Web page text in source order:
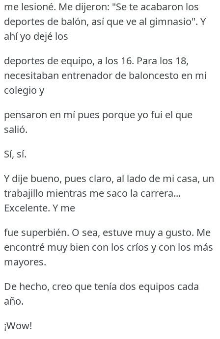
me lesioné. Me dijeron: "Se te acabaron los
deportes de balón, así que ve al gimnasio". Y
ahí yo dejé los
deportes de equipo, a los 16. Para los 18,
necesitaban entrenador de baloncesto en mi
colegio y
pensaron en mí pues porque yo fui el que
salió.
Sí, sí.
Y dije bueno, pues claro, al lado de mi casa, un
trabajillo mientras me saco la carrera...
Excelente. Y me
fue superbién. O sea, estuve muy a gusto. Me
encontré muy bien con los críos y con los más
mayores.
De hecho, creo que tenía dos equipos cada
año.
¡Wow!